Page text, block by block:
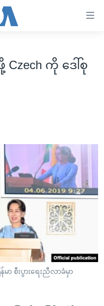
း
Czech ကို ဒေါ်စု
ာ စီးပွားရေးညီလာခံမှာ